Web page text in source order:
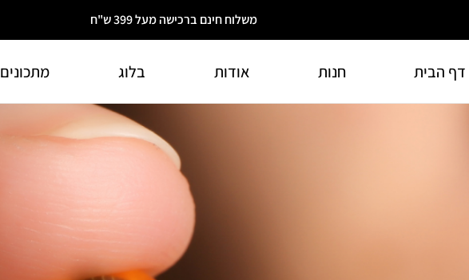
משלוח חינם ברכישה מעל 399 ש"ח
דף הבית חנות אודות בלוג מתכונים